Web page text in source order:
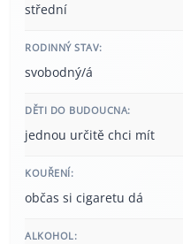
střední
RODINNÝ STAV:
svobodný/á
DĚTI DO BUDOUCNA:
jednou určitě chci mít
KOUŘENÍ:
občas si cigaretu dá
ALKOHOL: